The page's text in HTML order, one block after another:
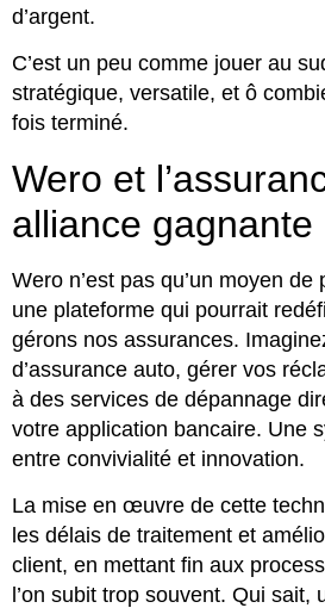
d’argent.
C’est un peu comme jouer au
stratégique, versatile, et ô
fois terminé.
Wero et
alliance gagnante
Wero n’est pas qu’un moyen de
une plateforme qui pourrait
gérons nos assurances.
d’assurance auto, gérer vos
à des services de dépannage
votre application bancaire. Une
entre convivialité et innovation.
La mise en œuvre de cette
les délais de traitement et
client, en mettant fin aux
l’on subit trop souvent. Qui sait,